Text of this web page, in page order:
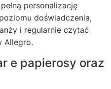
personalizację
doświadczenia,
i regularnie czytać
Allegro.
e papierosy oraz